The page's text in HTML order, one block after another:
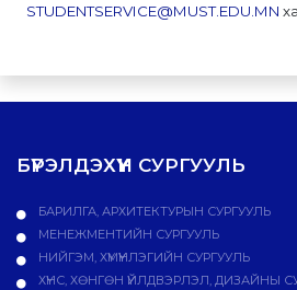
STUDENTSERVICE@MUST.EDU.MN
БҮРЭЛДЭХҮҮН СУРГУУЛЬ
БАРИЛГА, АРХИТЕКТУРЫН СУРГУУЛЬ
МЕНЕЖМЕНТИЙН СУРГУУЛЬ
НИЙГЭМ, ХҮМҮҮНЛЭГИЙН СУРГУУЛЬ
ХҮНС, ХӨНГӨН ҮЙЛДВЭРЛЭЛ, ДИЗАЙНЫ